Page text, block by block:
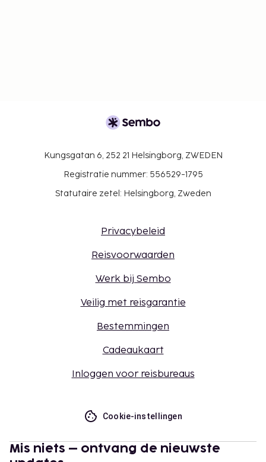
Kungsgatan 6, 252 21 Helsingborg, ZWEDEN
Registratie nummer: 556529-1795
Statutaire zetel: Helsingborg, Zweden
Privacybeleid
Reisvoorwaarden
Werk bij Sembo
Veilig met reisgarantie
Bestemmingen
Cadeaukaart
Inloggen voor reisbureaus
Cookie-instellingen
Mis niets – ontvang de nieuwste